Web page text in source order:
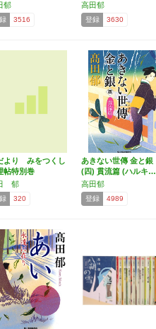
郁
3516
高田郁
登録 3630
より みをつくし
帖特別巻
郁
320
あきない世傳 金と銀
(四) 貫流篇 (ハルキ…
高田郁
登録 4989